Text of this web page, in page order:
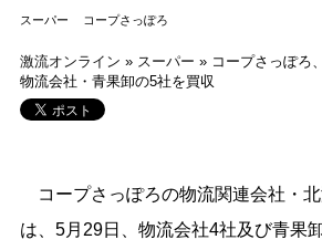
スーパー コープさっぽろ
激流オンライン » スーパー » コープさっぽろ
物流会社・青果卸の5社を買収
コープさっぽろの物流関連会社・
は、5月29日、物流会社4社及び青果